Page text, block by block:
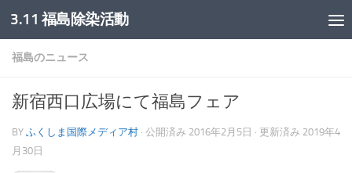
コンテンツへスキップ
3.11 福島除染活動
福島のニュース
新宿西口広場にて福島フェア
BY ふくしま国際メディア村 · 公開済み 2016年2月5日 · 更新済み 2019年4
月30日